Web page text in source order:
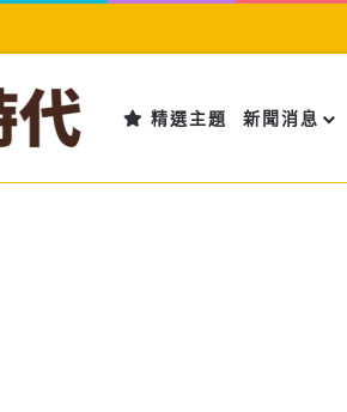
精選主題 新聞消息